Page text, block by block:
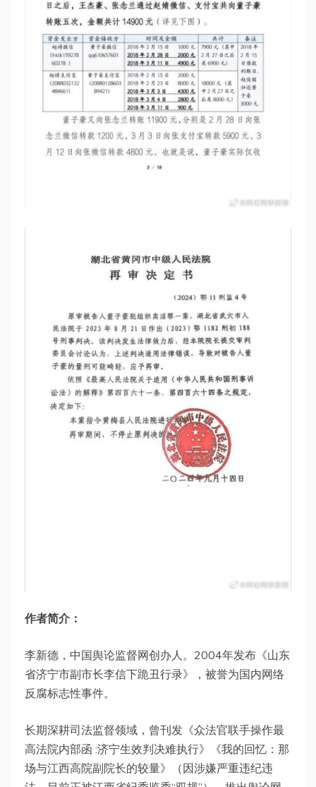
作者简介：
李新德，中国舆论监督网创办人。2004年发布《山东
省济宁市副市长李信下跪丑行录》，被誉为国内网络
反腐标志性事件。
长期深耕司法监督领域，曾刊发 《众法官联手操作最
高法院内部函 :济宁生效判决难执行》《我的回忆：那
场与江西高院副院长的较量》（因涉嫌严重违纪违